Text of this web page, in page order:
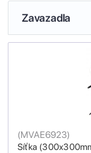
Zavazadla
Síťka
(MVAE6923)